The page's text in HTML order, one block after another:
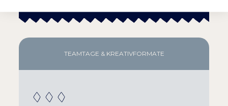
TEAMTAGE & KREATIVFORMATE